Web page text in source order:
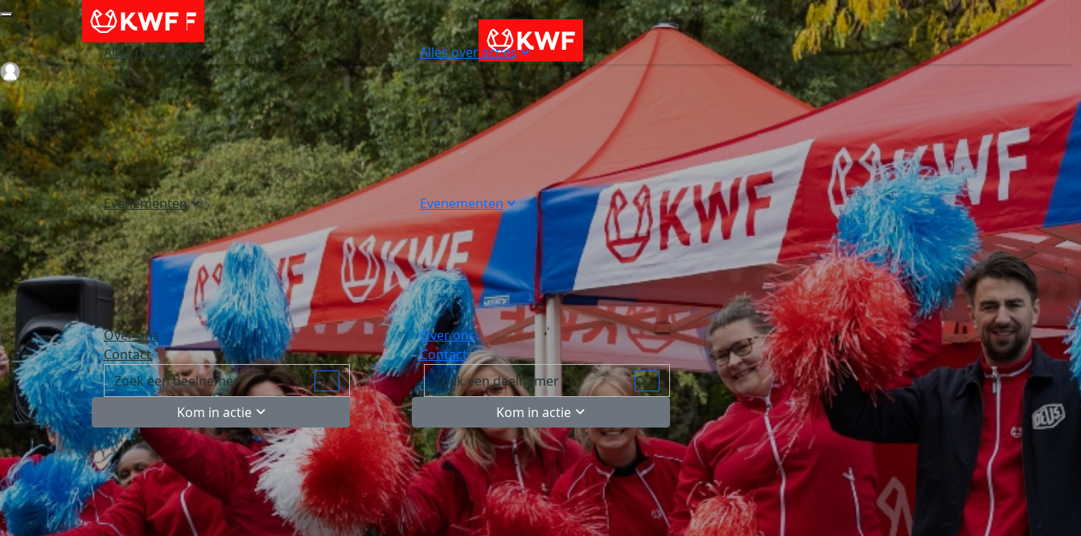
Alles over acties
Evenementen
Over ons
Contact
Kom in actie
Alles over acties
Evenementen
Over ons
Contact
Kom in actie
Login